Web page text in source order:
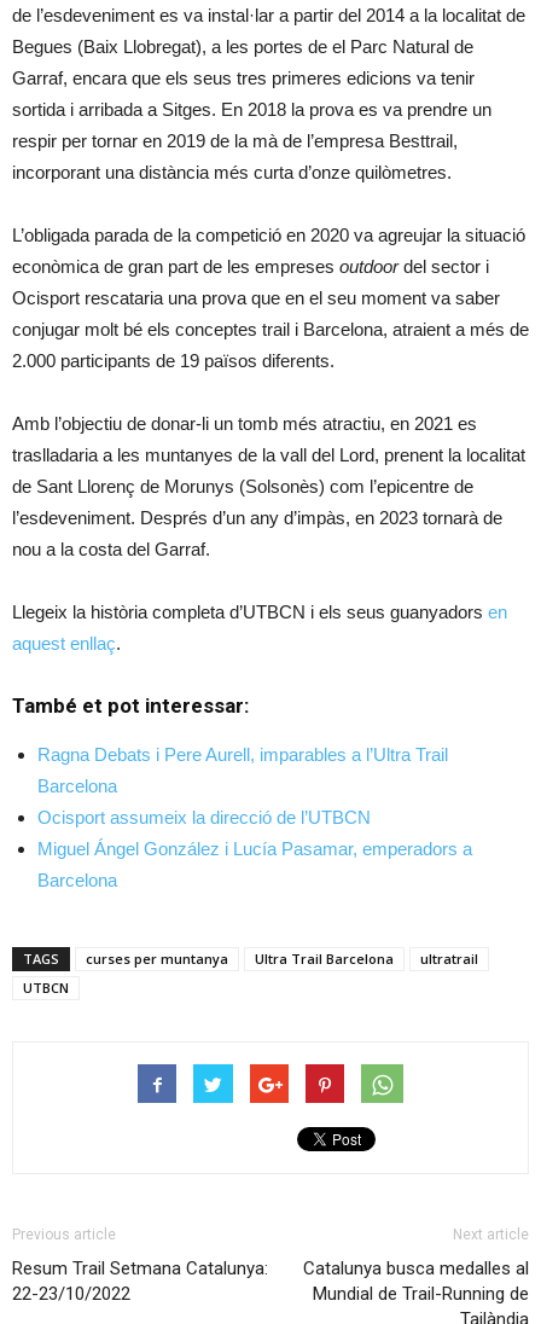
de l’esdeveniment es va instal·lar a partir del 2014 a la localitat de
Begues (Baix Llobregat), a les portes de el Parc Natural de
Garraf, encara que els seus tres primeres edicions va tenir
sortida i arribada a Sitges. En 2018 la prova es va prendre un
respir per tornar en 2019 de la mà de l’empresa Besttrail,
incorporant una distància més curta d’onze quilòmetres.
L’obligada parada de la competició en 2020 va agreujar la situació
econòmica de gran part de les empreses outdoordel sector i
Ocisport rescataria una prova que en el seu moment va saber
conjugar molt bé els conceptes trail i Barcelona, atraient a més de
2.000 participants de 19 països diferents.
Amb l’objectiu de donar-li un tomb més atractiu, en 2021 es
traslladaria a les muntanyes de la vall del Lord, prenent la localitat
de Sant Llorenç de Morunys (Solsonès) com l’epicentre de
l’esdeveniment. Després d’un any d’impàs, en 2023 tornarà de
nou a la costa del Garraf.
Llegeix la història completa d’UTBCN i els seus guanyadors en
aquest enllaç.
També et pot interessar:
Ragna Debats i Pere Aurell, imparables a l’Ultra Trail
Barcelona
Ocisport assumeix la direcció de l’UTBCN
Miguel Ángel González i Lucía Pasamar, emperadors a
Barcelona
TAGS curses per muntanya Ultra Trail Barcelona
ultratrail
UTBCN
Previous article
Resum Trail Setmana Catalunya:
22-23/10/2022
Next article
Catalunya busca medalles al
Mundial de Trail-Running de
Tailàndia